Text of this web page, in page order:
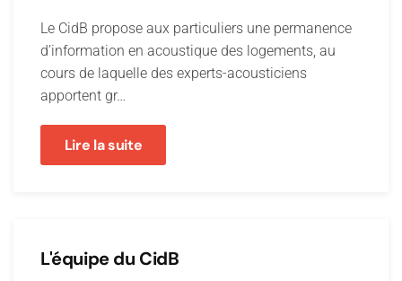
Le CidB propose aux particuliers une permanence
d’information en acoustique des logements, au
cours de laquelle des experts-acousticiens
apportent gr…
Lire la suite
L'équipe du CidB